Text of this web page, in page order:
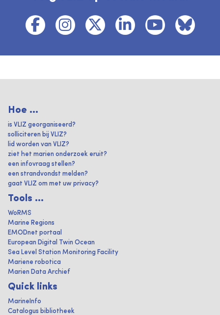
Hoe ...
is VLIZ georganiseerd?
solliciteren bij VLIZ?
lid worden van VLIZ?
ziet het marien onderzoek eruit?
een infovraag stellen?
een strandvondst melden?
gaat VLIZ om met uw privacy?
Tools ...
WoRMS
Marine Regions
EMODnet portaal
European Digital Twin Ocean
Sea Level Station Monitoring Facility
Mariene robotica
Marien Data Archief
Quick links
MarineInfo
Catalogus bibliotheek